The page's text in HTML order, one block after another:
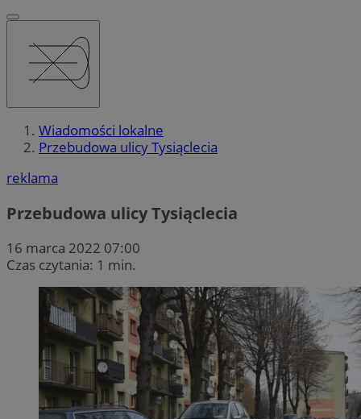
Wiadomości lokalne
Przebudowa ulicy Tysiąclecia
reklama
Przebudowa ulicy Tysiąclecia
16 marca 2022 07:00
Czas czytania: 1 min.